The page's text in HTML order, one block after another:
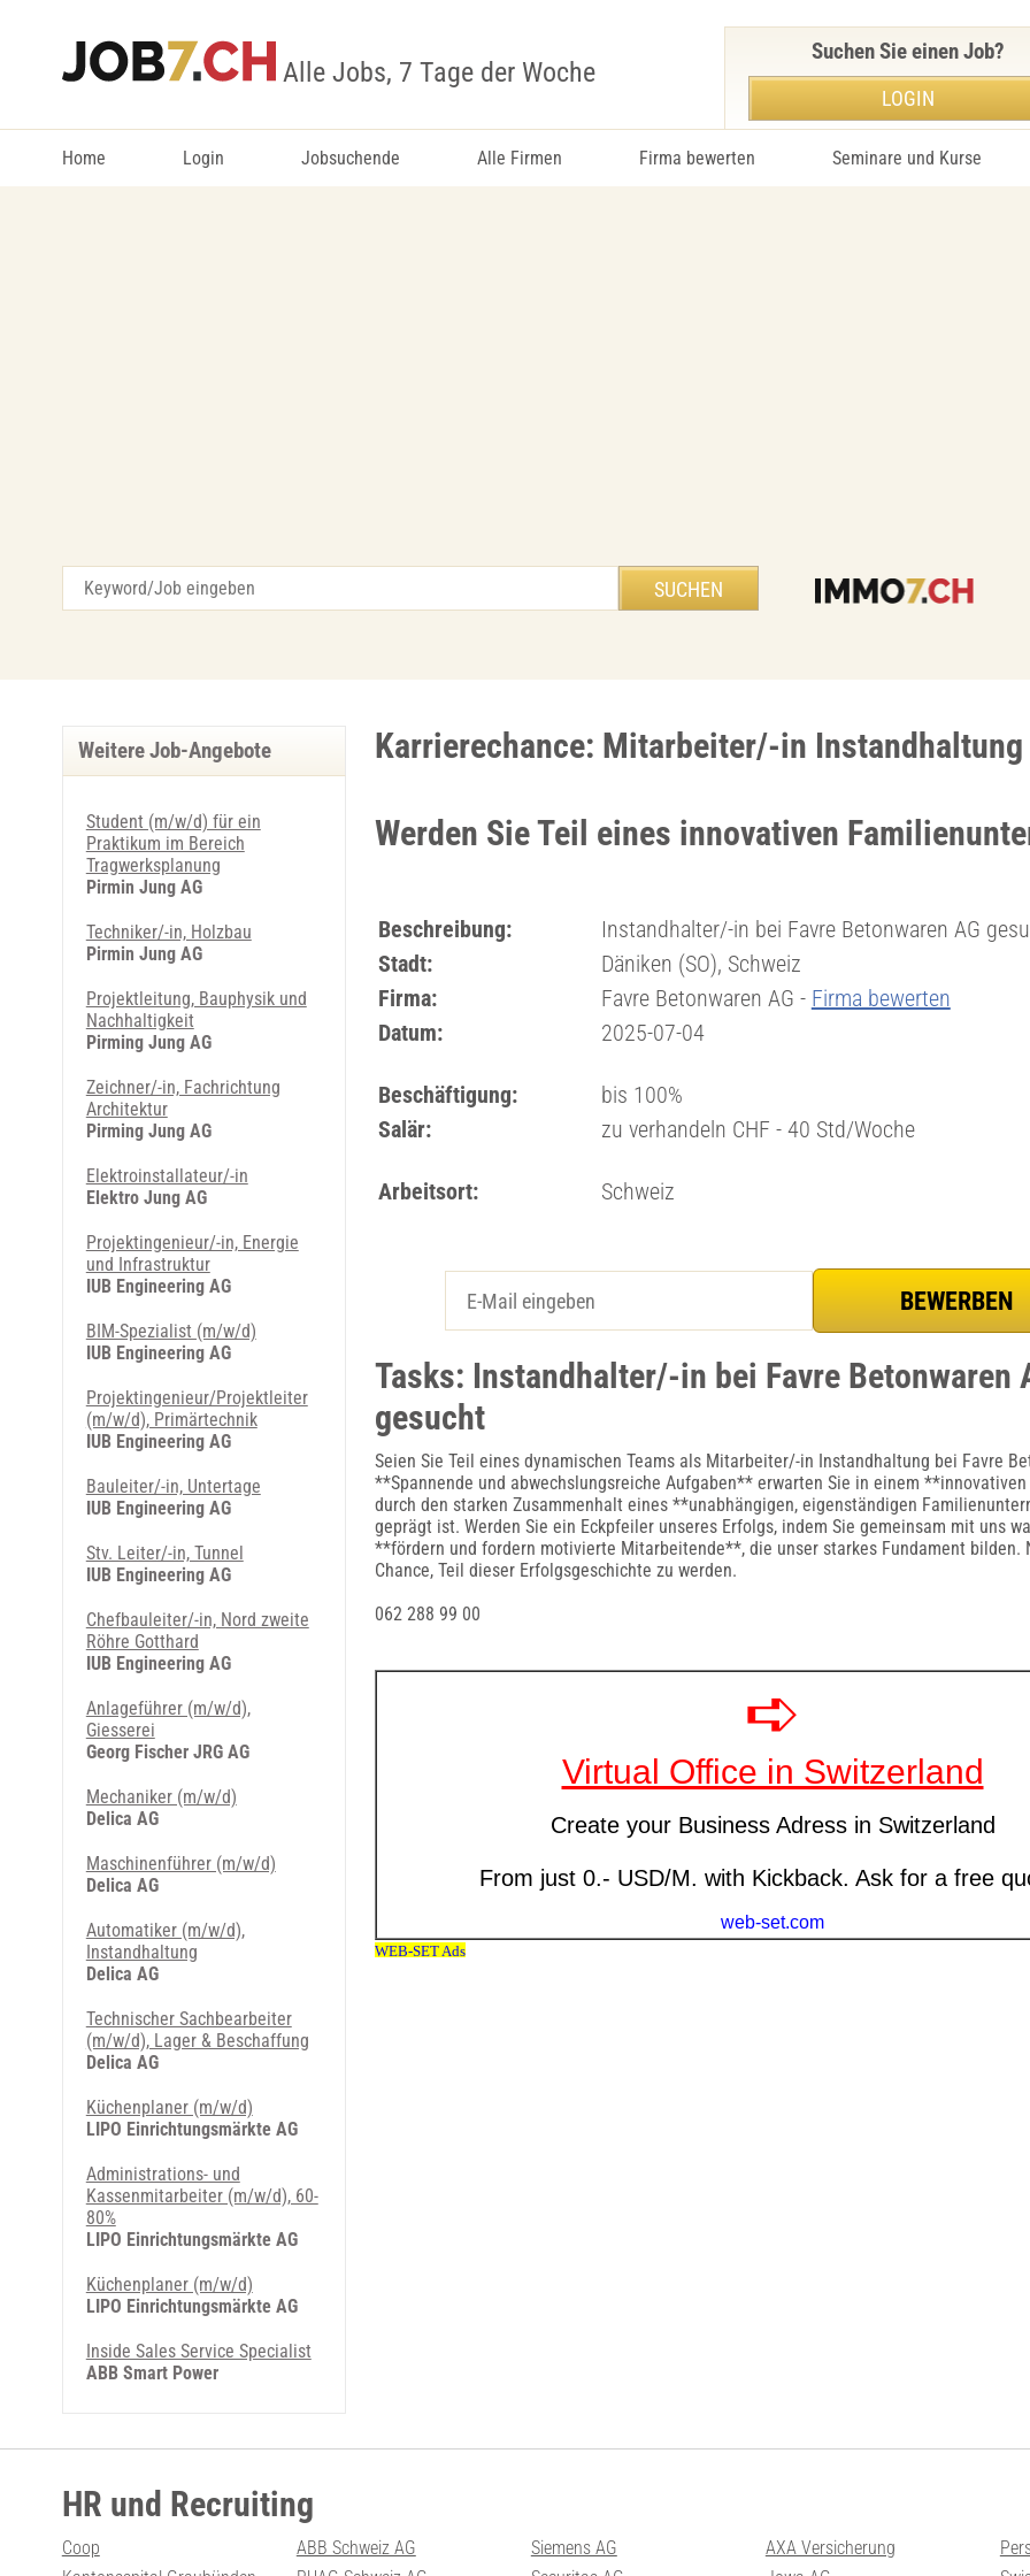
Alle Jobs, 7 Tage der Woche
Home Login Jobsuchende Alle Firmen Firma bewerten Seminare und Kurse
Suchen Sie einen Job?
LOGIN
Karrierechance: Mitarbeiter/-in
Werden Sie Teil eines innovativen
Beschreibung:
Instandhalter/-in bei Favre Betonwaren AG
Stadt:
Däniken (SO), Schweiz
Firma:
Favre Betonwaren AG - Firma bewerten
Datum:
2025-07-04
Beschäftigung:
bis 100%
Salär:
zu verhandeln CHF - 40 Std/Woche
Arbeitsort: Schweiz
Tasks: Instandhalter/-in bei Favre Betonwaren
gesucht
Seien Sie Teil eines dynamischen Teams als Mitarbeiter/-in Instandhaltung bei Favre
**Spannende und abwechslungsreiche Aufgaben** erwarten Sie in einem
durch den starken Zusammenhalt eines **unabhängigen, eigenständigen
geprägt ist. Werden Sie ein Eckpfeiler unseres Erfolgs, indem Sie gemeinsam mit uns
**fördern und fordern motivierte Mitarbeitende**, die unser starkes Fundament bilden.
Chance, Teil dieser Erfolgsgeschichte zu werden.
062 288 99 00
Weitere Job-Angebote
Student (m/w/d) für ein
Praktikum im Bereich
Tragwerksplanung
Pirmin Jung AG
Techniker/-in, Holzbau
Pirmin Jung AG
Projektleitung, Bauphysik und
Nachhaltigkeit
Pirming Jung AG
Zeichner/-in, Fachrichtung
Architektur
Pirming Jung AG
Elektroinstallateur/-in
Elektro Jung AG
Projektingenieur/-in, Energie
und Infrastruktur
IUB Engineering AG
BIM-Spezialist (m/w/d)
IUB Engineering AG
Projektingenieur/Projektleiter
(m/w/d), Primärtechnik
IUB Engineering AG
Bauleiter/-in, Untertage
IUB Engineering AG
Stv. Leiter/-in, Tunnel
IUB Engineering AG
Chefbauleiter/-in, Nord zweite
Röhre Gotthard
IUB Engineering AG
Anlageführer (m/w/d),
Giesserei
Georg Fischer JRG AG
Mechaniker (m/w/d)
Delica AG
Maschinenführer (m/w/d)
Delica AG
Automatiker (m/w/d),
Instandhaltung
Delica AG
Technischer Sachbearbeiter
(m/w/d), Lager & Beschaffung
Delica AG
Küchenplaner (m/w/d)
LIPO Einrichtungsmärkte AG
Administrations- und
Kassenmitarbeiter (m/w/d), 60-
80%
LIPO Einrichtungsmärkte AG
Küchenplaner (m/w/d)
LIPO Einrichtungsmärkte AG
Inside Sales Service Specialist
ABB Smart Power
HR und Recruiting
Coop ABB Schweiz AG Siemens AG AXA Versicherung